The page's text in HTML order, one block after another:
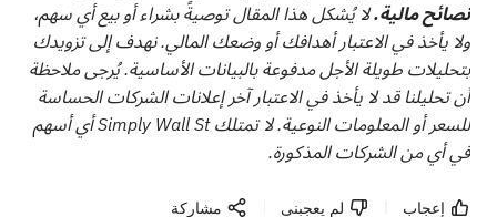
نصائح مالية.لا يُشكل هذا المقال توصيةً بشراء أو بيع أي سهم،
ولا يأخذ في الاعتبار أهدافك أو وضعك المالي. نهدف إلى تزويدك
بتحليلات طويلة الأجل مدفوعة بالبيانات الأساسية. يُرجى ملاحظة
أن تحليلنا قد لا يأخذ في الاعتبار آخر إعلانات الشركات الحساسة
للسعر أو المعلومات النوعية. لا تمتلك Simply Wall St أي أسهم
في أي من الشركات المذكورة.
إعجاب لم يعجبنى مشاركة